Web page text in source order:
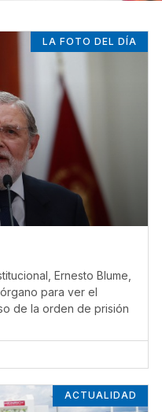
LA FOTO DEL DÍA
Ernesto Blume,
para ver el
de la orden de prisión
ACTUALIDAD